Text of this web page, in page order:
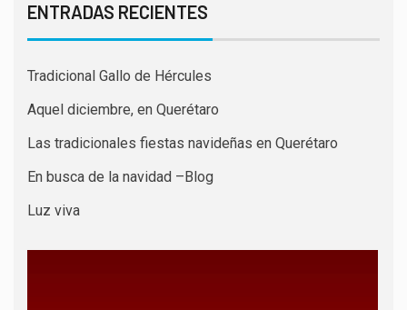
ENTRADAS RECIENTES
Tradicional Gallo de Hércules
Aquel diciembre, en Querétaro
Las tradicionales fiestas navideñas en Querétaro
En busca de la navidad –Blog
Luz viva